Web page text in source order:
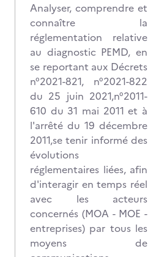
Analyser, comprendre et
connaître la
réglementation relative
au diagnostic PEMD, en
se reportant aux Décrets
n°2021-821, n°2021-822
du 25 juin 2021,n°2011-
610 du 31 mai 2011 et à
l'arrêté du 19 décembre
2011,se tenir informé des
évolutions
réglementaires liées, afin
d'interagir en temps réel
avec les acteurs
concernés (MOA - MOE -
entreprises) par tous les
moyens de